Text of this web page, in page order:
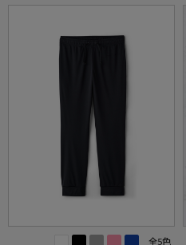
全5色